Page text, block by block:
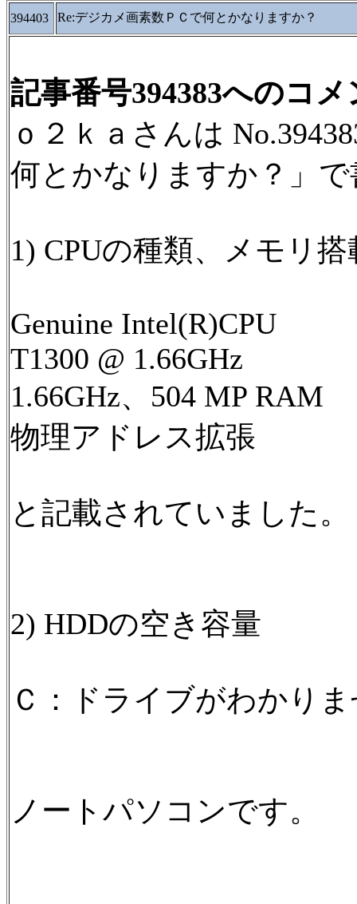
394403
Re:デジカメ画素数ＰＣで何とかなりますか？
記事番号394383へのコメ
ｏ２ｋａさんは
何とかなりますか？」
1) CPUの種類、メモリ搭
Genuine Intel(R)CPU
T1300 @ 1.66GHz
1.66GHz、504 MP RAM
物理アドレス拡張
と記載されていました。
2) HDDの空き容量
Ｃ：ドライブがわかり
ノートパソコンです。